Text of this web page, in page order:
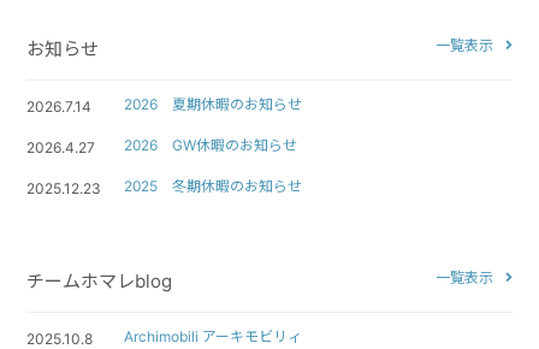
お知らせ 一覧表示
2026.7.14 2026 夏期休暇のお知らせ
2026.4.27 2026 GW休暇のお知らせ
2025.12.23 2025 冬期休暇のお知らせ
チームホマレblog 一覧表示
2025.10.8
Archimobili アーキモビリィ